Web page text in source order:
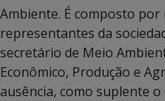
Ambiente. É composto
representantes da
secretário de Meio
Econômico, Produção e
ausência, como suplente